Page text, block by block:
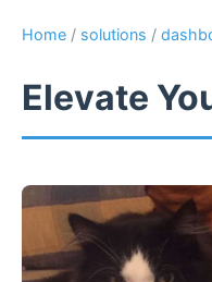
Home / solutions /
Elevate